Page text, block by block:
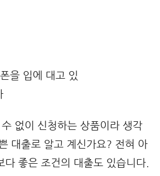
없이 신청하는 상품이라 생각
대출로 알고 계신가요? 전혀 아
다 좋은 조건의 대출도 있습니다.